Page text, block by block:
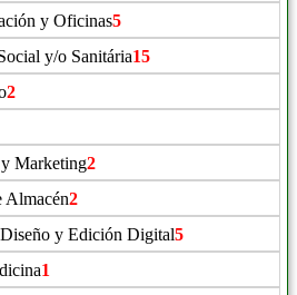
y Oficinas5
y/o Sanitária15
2
Marketing2
Almacén2
y Edición Digital5
1